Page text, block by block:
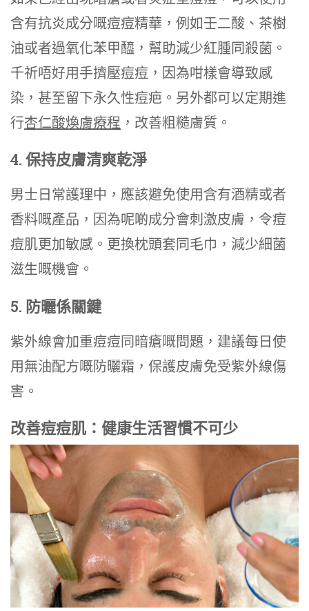
含有抗炎成分嘅痘痘精華，例如壬二酸、茶樹
油或者過氧化苯甲醯，幫助減少紅腫同殺菌。
千祈唔好用手擠壓痘痘，因為咁樣會導致感
染，甚至留下永久性痘疤。另外都可以定期進
行杏仁酸煥膚療程 ，改善粗糙膚質。
4. 保持皮膚清爽乾淨
男士日常護理中，應該避免使用含有酒精或者
香料嘅產品，因為呢啲成分會刺激皮膚，令痘
痘肌更加敏感。更換枕頭套同毛巾，減少細菌
滋生嘅機會。
5. 防曬係關鍵
紫外線會加重痘痘同暗瘡嘅問題，建議每日使
用無油配方嘅防曬霜，保護皮膚免受紫外線傷
害。
改善痘痘肌：健康生活習慣不可少